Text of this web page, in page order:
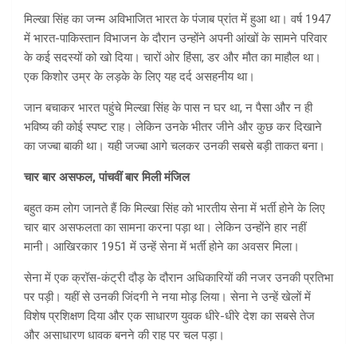
मिल्खा सिंह का जन्म अविभाजित भारत के पंजाब प्रांत में हुआ था। वर्ष 1947
में भारत-पाकिस्तान विभाजन के दौरान उन्होंने अपनी आंखों के सामने परिवार
के कई सदस्यों को खो दिया। चारों ओर हिंसा, डर और मौत का माहौल था।
एक किशोर उम्र के लड़के के लिए यह दर्द असहनीय था।
जान बचाकर भारत पहुंचे मिल्खा सिंह के पास न घर था, न पैसा और न ही
भविष्य की कोई स्पष्ट राह। लेकिन उनके भीतर जीने और कुछ कर दिखाने
का जज्बा बाकी था। यही जज्बा आगे चलकर उनकी सबसे बड़ी ताकत बना।
चार बार असफल,पांचवीं बार मिली मंजिल
बहुत कम लोग जानते हैं कि मिल्खा सिंह को भारतीय सेना में भर्ती होने के लिए
चार बार असफलता का सामना करना पड़ा था। लेकिन उन्होंने हार नहीं
मानी। आखिरकार 1951 में उन्हें सेना में भर्ती होने का अवसर मिला।
सेना में एक क्रॉस-कंट्री दौड़ के दौरान अधिकारियों की नजर उनकी प्रतिभा
पर पड़ी। यहीं से उनकी जिंदगी ने नया मोड़ लिया। सेना ने उन्हें खेलों में
विशेष प्रशिक्षण दिया और एक साधारण युवक धीरे-धीरे देश का सबसे तेज
और असाधारण धावक बनने की राह पर चल पड़ा।